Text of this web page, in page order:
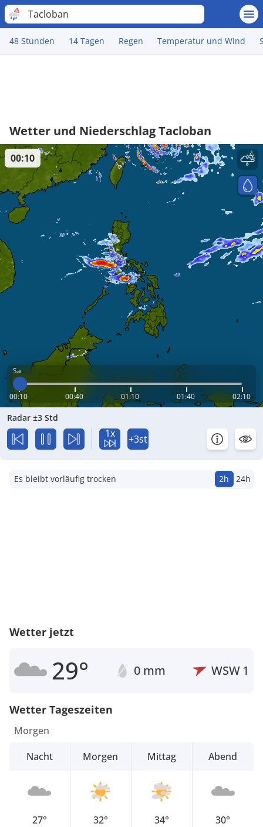
Tacloban
48 Stunden 14 Tagen Regen Temperatur und Wind
Wetter und Niederschlag Tacloban
Sa
00:10 00:40 01:10 01:40 02:10
00:10
Radar ±3 Std
1x +3st
Es bleibt vorläufig trocken 2h 24h
Wetter jetzt
29° 0 mm WSW 1
Wetter Tageszeiten
Morgen
Nacht
27°
Morgen
32°
Mittag
34°
Abend
30°